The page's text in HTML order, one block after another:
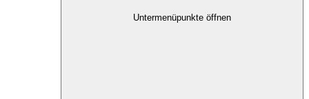
Untermenüpunkte öffnen